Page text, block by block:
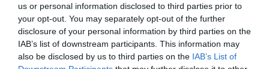
us or personal information disclosed to third parties prior to
your opt-out. You may separately opt-out of the further
disclosure of your personal information by third parties on the
IAB’s list of downstream participants. This information may
also be disclosed by us to third parties on the IAB’s List of
Ζαν Πωλ Σαρτρ σε
σκηνοθεσία
Στέλιου Πετράκη
στο Studio